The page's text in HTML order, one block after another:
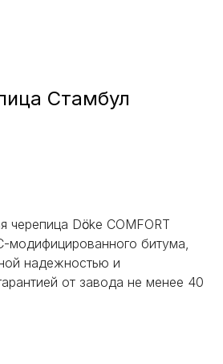
Стамбул
черепица Dӧcke COMFORT
модифицированного битума,
надежностью и
от завода не менее 40